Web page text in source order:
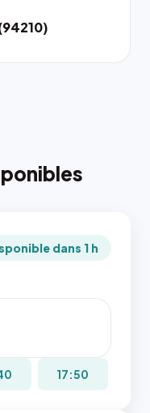
dans 1 h
17:50